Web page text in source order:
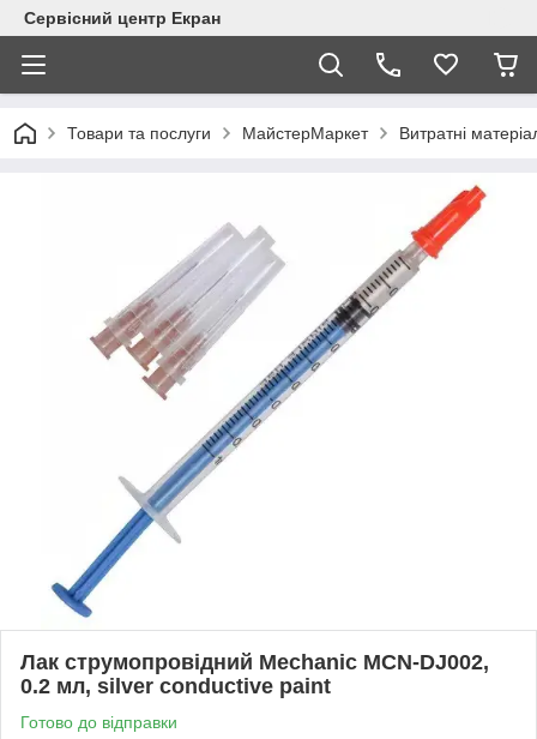
Сервісний центр Екран
Товари та послуги МайстерМаркет Витратні
Лак струмопровідний Mechanic MCN-DJ002,
0.2 мл, silver conductive paint
Готово до відправки